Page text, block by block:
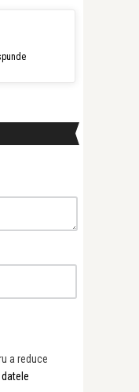
a reduce